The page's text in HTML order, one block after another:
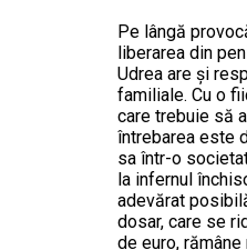
Pe lângă
liberarea din
Udrea are și
familiale. Cu o
care trebuie să
întrebarea este
sa într-o
la infernul
adevărat
dosar, care se
de euro, rămâne